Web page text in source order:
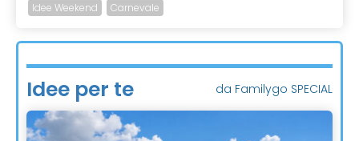
Idee Weekend Carnevale
Idee per te da Familygo SPECIAL